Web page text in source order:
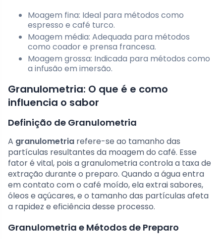
Moagem fina: Ideal para métodos como
espresso e café turco.
Moagem média: Adequada para métodos
como coador e prensa francesa.
Moagem grossa: Indicada para métodos como
a infusão em imersão.
Granulometria: O que é e como
influencia o sabor
Definição de Granulometria
A granulometria refere-se ao tamanho das
partículas resultantes da moagem do café. Esse
fator é vital, pois a granulometria controla a taxa de
extração durante o preparo. Quando a água entra
em contato com o café moído, ela extrai sabores,
óleos e açúcares, e o tamanho das partículas afeta
a rapidez e eficiência desse processo.
Granulometria e Métodos de Preparo